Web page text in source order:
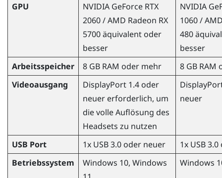
GPU
NVIDIA GeForce RTX
2060 /AMD Radeon RX
5700 äquivalent oder
besser
NVIDIA
1060 /
480
besser
Arbeitsspeicher
8 GB RAM oder mehr
8 GB RAM
Videoausgang
DisplayPort 1.4 oder
neuer erforderlich, um
die volle Auflösung des
Headsets zu nutzen
neuer
USB Port 1x USB 3.0 oder neuer
1x USB
Betriebssystem
Windows 10, Windows
Windows